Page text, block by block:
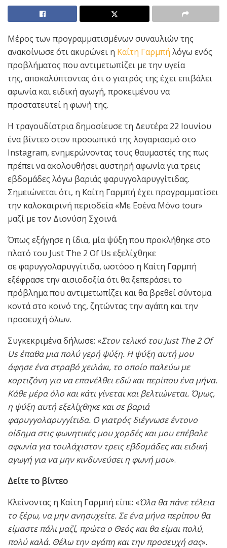
Μέρος των προγραμματισμένων συναυλιών της
ανακοίνωσε ότι ακυρώνει η Καίτη Γαρμπή λόγω ενός
προβλήματος που αντιμετωπίζει με την υγεία
της, αποκαλύπτοντας ότι ο γιατρός της έχει επιβάλει
αφωνία και ειδική αγωγή, προκειμένου να
προστατευτεί η φωνή της.
Η τραγουδίστρια δημοσίευσε τη Δευτέρα 22 Ιουνίου
ένα βίντεο στον προσωπικό της λογαριασμό στο
Instagram, ενημερώνοντας τους θαυμαστές της πως
πρέπει να ακολουθήσει αυστηρή αφωνία για τρεις
εβδομάδες λόγω βαριάς φαρυγγολαρυγγίτιδας.
Σημειώνεται ότι, η Καίτη Γαρμπή έχει προγραμματίσει
την καλοκαιρινή περιοδεία «Με Εσένα Μόνο tour»
μαζί με τον Διονύση Σχοινά.
Όπως εξήγησε η ίδια, μία ψύξη που προκλήθηκε στο
πλατό του Just The 2 Of Us εξελίχθηκε
σε φαρυγγολαρυγγίτιδα, ωστόσο η Καίτη Γαρμπή
εξέφρασε την αισιοδοξία ότι θα ξεπεράσει το
πρόβλημα που αντιμετωπίζει και θα βρεθεί σύντομα
κοντά στο κοινό της, ζητώντας την αγάπη και την
προσευχή όλων.
Συγκεκριμένα δήλωσε: «Στον τελικό του Just The 2 Of
Us έπαθα μια πολύ γερή ψύξη. Η ψύξη αυτή μου
άφησε ένα στραβό χειλάκι, το οποίο παλεύω με
κορτιζόνη για να επανέλθει εδώ και περίπου ένα μήνα.
Κάθε μέρα όλο και κάτι γίνεται και βελτιώνεται. Όμως,
η ψύξη αυτή εξελίχθηκε και σε βαριά
φαρυγγολαρυγγίτιδα. Ο γιατρός διέγνωσε έντονο
οίδημα στις φωνητικές μου χορδές και μου επέβαλε
αφωνία για τουλάχιστον τρεις εβδομάδες και ειδική
αγωγή για να μην κινδυνεύσει η φωνή μου».
Δείτε το βίντεο
Κλείνοντας η Καίτη Γαρμπή είπε: «Όλα θα πάνε τέλεια
το ξέρω, να μην ανησυχείτε. Σε ένα μήνα περίπου θα
είμαστε πάλι μαζί, πρώτα ο Θεός και θα είμαι πολύ,
πολύ καλά. Θέλω την αγάπη και την προσευχή σας».